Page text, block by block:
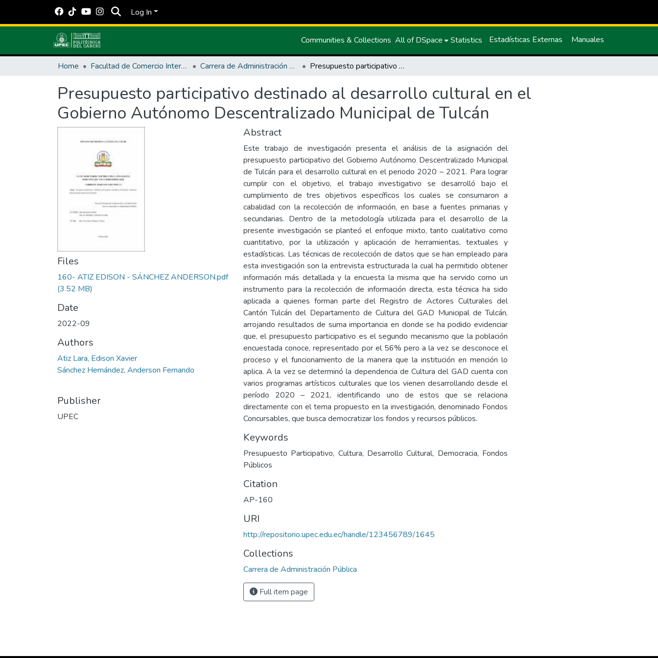
Log In
Communities & Collections All of DSpace Statistics Estadísticas Externas Manuales
Home Facultad de Comercio Internacional, Integración, Administración y Economía Empresarial Carrera de Administración Pública Presupuesto participativo destinado al desarrollo cultural en el Gobierno Autónomo Descentralizado Municipal de Tulcán
Presupuesto participativo destinado al desarrollo cultural en el
Gobierno Autónomo Descentralizado Municipal de Tulcán
Files
160- ATIZ EDISON - SÁNCHEZ ANDERSON.pdf
(3.52 MB)
Date
2022-09
Authors
Atiz Lara, Edison Xavier
Sánchez Hernández, Anderson Fernando
Publisher
UPEC
Abstract
Este trabajo de investigación presenta el análisis de la asignación del
presupuesto participativo del Gobierno Autónomo Descentralizado Municipal
de Tulcán para el desarrollo cultural en el periodo 2020 – 2021. Para lograr
cumplir con el objetivo, el trabajo investigativo se desarrolló bajo el
cumplimiento de tres objetivos específicos los cuales se consumaron a
cabalidad con la recolección de información, en base a fuentes primarias y
secundarias. Dentro de la metodología utilizada para el desarrollo de la
presente investigación se planteó el enfoque mixto, tanto cualitativo como
cuantitativo, por la utilización y aplicación de herramientas, textuales y
estadísticas. Las técnicas de recolección de datos que se han empleado para
esta investigación son la entrevista estructurada la cual ha permitido obtener
información más detallada y la encuesta la misma que ha servido como un
instrumento para la recolección de información directa, esta técnica ha sido
aplicada a quienes forman parte del Registro de Actores Culturales del
Cantón Tulcán del Departamento de Cultura del GAD Municipal de Tulcán,
arrojando resultados de suma importancia en donde se ha podido evidenciar
que, el presupuesto participativo es el segundo mecanismo que la población
encuestada conoce, representado por el 56% pero a la vez se desconoce el
proceso y el funcionamiento de la manera que la institución en mención lo
aplica. A la vez se determinó la dependencia de Cultura del GAD cuenta con
varios programas artísticos culturales que los vienen desarrollando desde el
período 2020 – 2021, identificando uno de estos que se relaciona
directamente con el tema propuesto en la investigación, denominado Fondos
Concursables, que busca democratizar los fondos y recursos públicos.
Keywords
Presupuesto Participativo, Cultura, Desarrollo Cultural, Democracia, Fondos
Públicos
Citation
AP-160
URI
http://repositorio.upec.edu.ec/handle/123456789/1645
Collections
Carrera de Administración Pública
Full item page